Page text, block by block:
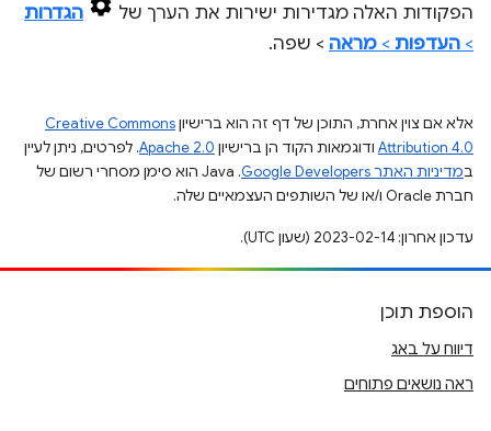
הפקודות האלה מגדירות ישירות את הערך של
הגדרות
> העדפות > מראה > שפה.
אלא אם צוין אחרת, התוכן של דף זה הוא ברישיוןCreative Commons
Attribution 4.0 ודוגמאות הקוד הן ברישיון Apache 2.0. לפרטים, ניתן לעיין
במדיניות האתר Google Developers‏
.‏ Java הוא סימן מסחרי רשום של
חברת Oracle ו/או של השותפים העצמאיים שלה.
עדכון אחרון: 2023-02-14 (שעון UTC).
הוספת תוכן
דיווח על באג
ראה נושאים פתוחים